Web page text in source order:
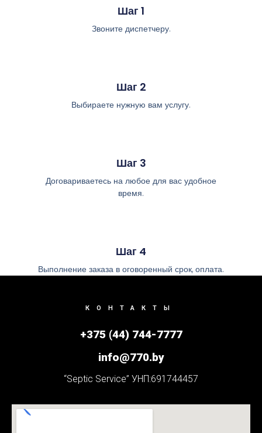
Шаг 1
Звоните диспетчеру.
Шаг 2
Выбираете нужную вам услугу.
Шаг 3
Договариваетесь на любое для вас удобное
время.
Шаг 4
Выполнение заказа в оговоренный срок, оплата.
КОНТАКТЫ
+375 (44) 744-7777
info@770.by
“Septic Service” УНП:691744457